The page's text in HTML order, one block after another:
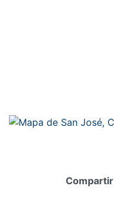
Compartir